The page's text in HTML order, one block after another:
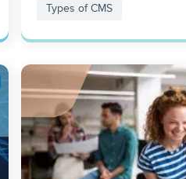
Types of CMS
Image